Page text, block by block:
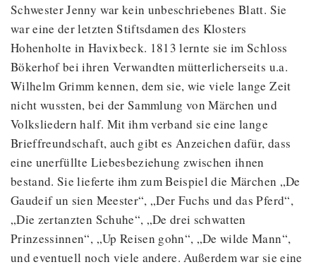
Schwester Jenny war kein unbeschriebenes Blatt. Sie
war eine der letzten Stiftsdamen des Klosters
Hohenholte in Havixbeck. 1813 lernte sie im Schloss
Bökerhof bei ihren Verwandten mütterlicherseits u.a.
Wilhelm Grimm kennen, dem sie, wie viele lange Zeit
nicht wussten, bei der Sammlung von Märchen und
Volksliedern half. Mit ihm verband sie eine lange
Brieffreundschaft, auch gibt es Anzeichen dafür, dass
eine unerfüllte Liebesbeziehung zwischen ihnen
bestand. Sie lieferte ihm zum Beispiel die Märchen „De
Gaudeif un sien Meester“, „Der Fuchs und das Pferd“,
„Die zertanzten Schuhe“, „De drei schwatten
Prinzessinnen“, „Up Reisen gohn“, „De wilde Mann“,
und eventuell noch viele andere. Außerdem war sie eine